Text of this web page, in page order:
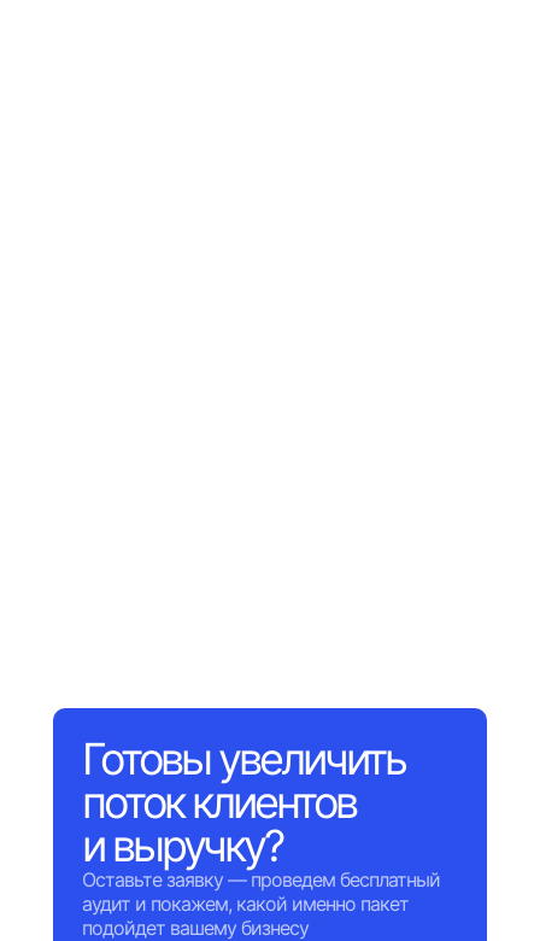
Готовы увеличить
поток клиентов
и выручку?
Оставьте заявку — проведем бесплатный
аудит и покажем, какой именно пакет
подойдет вашему бизнесу